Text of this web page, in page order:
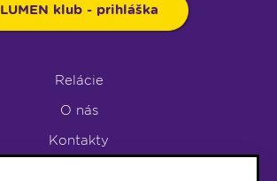
LUMEN klub - prihláška
Relácie
O nás
Kontakty